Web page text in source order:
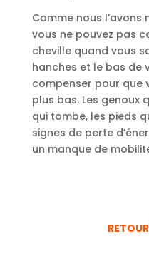
Comme nous l’avons
vous ne pouvez pas
cheville quand vous
hanches et le bas de
compenser pour que
plus bas. Les genoux
qui tombe, les pieds
signes de perte
un manque de